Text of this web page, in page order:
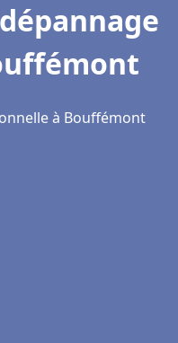
à Bouffémont